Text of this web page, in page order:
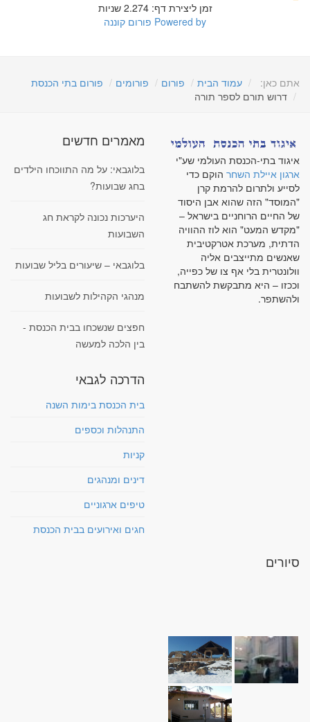
זמן ליצירת דף: 2.274 שניות
Powered by פורום קוננה
אתם כאן: עמוד הבית פורום פורומים
פורום בתי הכנסת
דרוש תורם לספר תורה
איגוד בתי-הכנסת העולמי שע"י
ארגון איילת השחר הוקם כדי
לסייע ולתרום להרמת קרן
"המוסד" הזה שהוא אבן היסוד
של החיים הרוחניים בישראל –
"מקדש המעט" הוא לוז ההוויה
הדתית, מערכת אטרקטיבית
שאנשים מתייצבים אליה
וולונטרית בלי אף צו של כפייה,
וככזו – היא מתבקשת להשתבח
ולהשתפר.
מאמרים חדשים
בלוגבאי: על מה התווכחו הילדים
בחג שבועות?
היערכות נכונה לקראת חג
השבועות
בלוגבאי – שיעורים בליל שבועות
מנהגי הקהילות לשבועות
חפצים שנשכחו בבית הכנסת -
בין הלכה למעשה
הדרכה לגבאי
בית הכנסת בימות השנה
התנהלות וכספים
קניות
דינים ומנהגים
טיפים ארגוניים
חגים ואירועים בבית הכנסת
סיורים